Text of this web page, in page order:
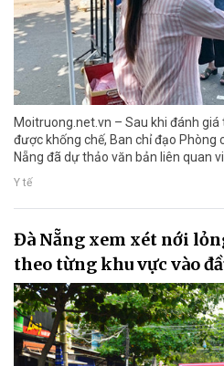
Moitruong.net.vn – Sau khi đánh
được khống chế, Ban chỉ đạo Phòng
Nẵng đã dự thảo văn bản liên quan
Y tế
Đà Nẵng xem xét nới
theo từng khu vực vào